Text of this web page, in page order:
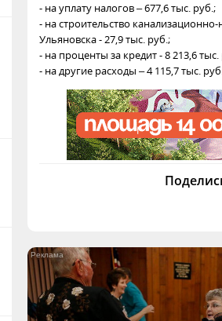
- на уплату налогов – 677,6 тыс. руб.;
- на строительство
Ульяновска - 27,9 тыс. руб.;
- на проценты за кредит - 8 213,6 тыс.
- на другие расходы – 4 115,7 тыс.